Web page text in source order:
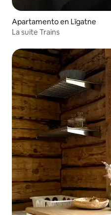
Apartamento en Līgatne
La suite Trains